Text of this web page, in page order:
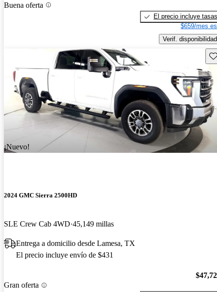
Buena oferta
El precio incluye tasas
$659/mes
Verif. disponibilidad
¡Nuevo!
2024 GMC Sierra 2500HD
SLE Crew Cab 4WD 45,149 millas
Entrega a domicilio desde Lamesa, TX
El precio incluye envío de $431
Gran oferta